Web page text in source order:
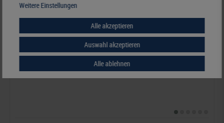
Weitere Einstellungen
Alle akzeptieren
Auswahl akzeptieren
Alle ablehnen